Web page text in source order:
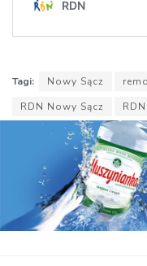
Tagi: Nowy Sącz
RDN Nowy Sącz